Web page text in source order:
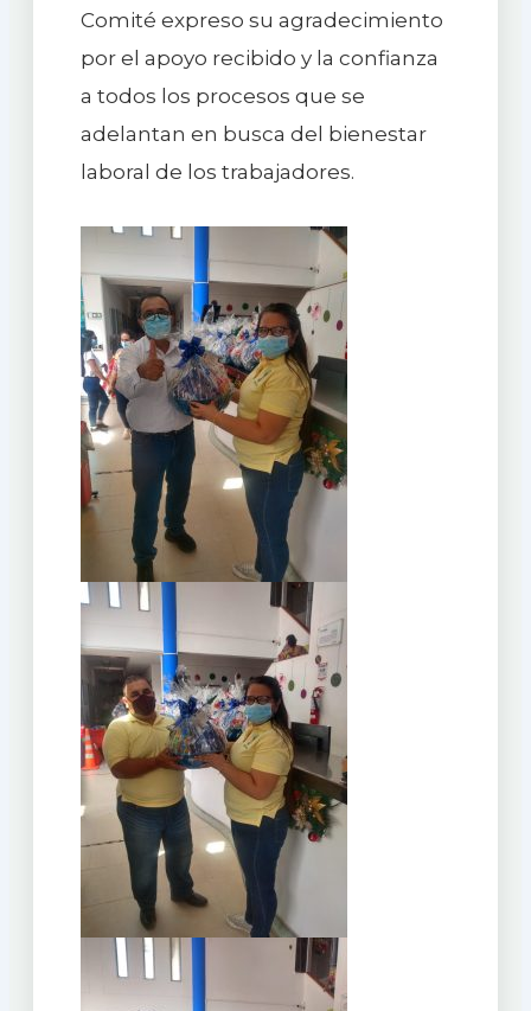
Comité expreso su agradecimiento
por el apoyo recibido y la confianza
a todos los procesos que se
adelantan en busca del bienestar
laboral de los trabajadores.